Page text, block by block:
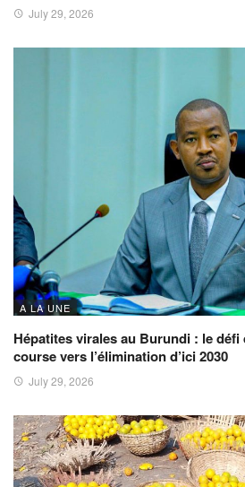
July 29, 2026
A LA UNE
Hépatites virales au Burundi : le
course vers l’élimination d’ici 2030
July 29, 2026